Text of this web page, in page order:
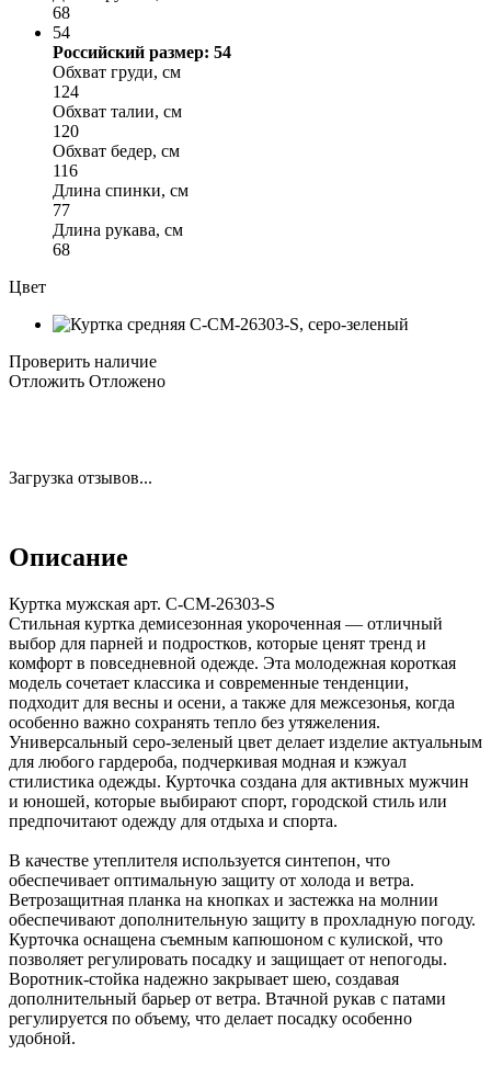
68
54
Российский размер: 54
Обхват груди, см
124
Обхват талии, см
120
Обхват бедер, см
116
Длина спинки, см
77
Длина рукава, см
68
Цвет
Проверить наличие
Отложить Отложено
Загрузка отзывов...
Описание
Куртка мужская арт. C-CM-26303-S
Стильная куртка демисезонная укороченная — отличный
выбор для парней и подростков, которые ценят тренд и
комфорт в повседневной одежде. Эта молодежная короткая
модель сочетает классика и современные тенденции,
подходит для весны и осени, а также для межсезонья, когда
особенно важно сохранять тепло без утяжеления.
Универсальный серо-зеленый цвет делает изделие актуальным
для любого гардероба, подчеркивая модная и кэжуал
стилистика одежды. Курточка создана для активных мужчин
и юношей, которые выбирают спорт, городской стиль или
предпочитают одежду для отдыха и спорта.
В качестве утеплителя используется синтепон, что
обеспечивает оптимальную защиту от холода и ветра.
Ветрозащитная планка на кнопках и застежка на молнии
обеспечивают дополнительную защиту в прохладную погоду.
Курточка оснащена съемным капюшоном с кулиской, что
позволяет регулировать посадку и защищает от непогоды.
Воротник-стойка надежно закрывает шею, создавая
дополнительный барьер от ветра. Втачной рукав с патами
регулируется по объему, что делает посадку особенно
удобной.